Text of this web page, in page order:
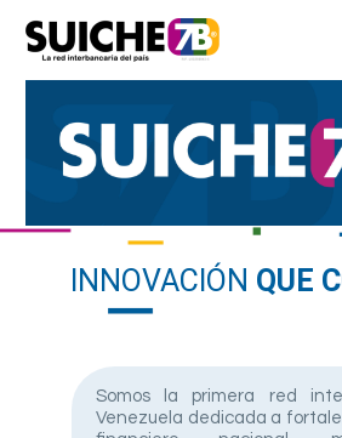
HOME
INNOVACIÓN QUE
Somos la primera red
Venezuela dedicada a